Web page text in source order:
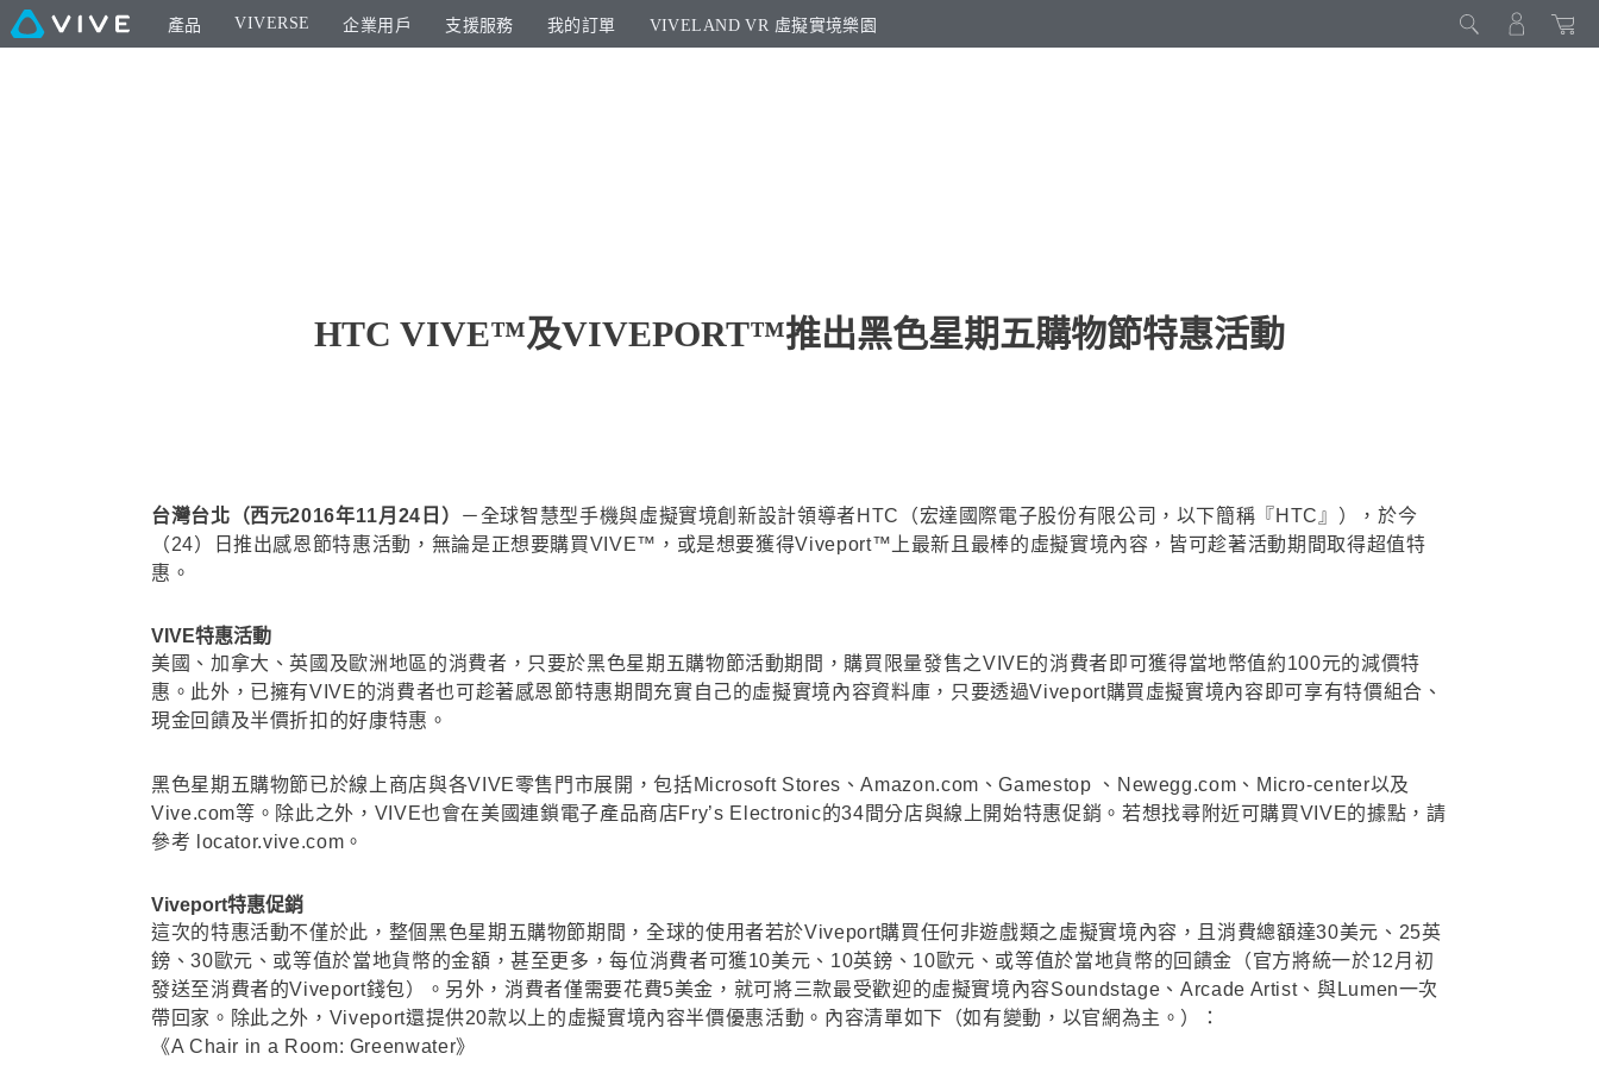
產品 VIVERSE 企業用戶 支援服務 我的訂單 VIVELAND VR 虛擬實境樂園​
HTC VIVE™及VIVEPORT™推出黑色星期五購物節特惠活動
台灣台北（西元2016年11月24日）
－全球智慧型手機與虛擬實境創新設計領導者HTC（宏達國際電子股份有限公司，以下簡稱『HTC』），於今
（24）日推出感恩節特惠活動，無論是正想要購買VIVE™，或是想要獲得Viveport™上最新且最棒的虛擬實境內容，皆可趁著活動期間取得超值特
惠。
VIVE特惠活動
美國、加拿大、英國及歐洲地區的消費者，只要於黑色星期五購物節活動期間，購買限量發售之VIVE的消費者即可獲得當地幣值約100元的減價特
惠。此外，已擁有VIVE的消費者也可趁著感恩節特惠期間充實自己的虛擬實境內容資料庫，只要透過Viveport購買虛擬實境內容即可享有特價組合、
現金回饋及半價折扣的好康特惠。
黑色星期五購物節已於線上商店與各VIVE零售門市展開，包括Microsoft Stores、Amazon.com、Gamestop 、Newegg.com、Micro-center以及
Vive.com等。除此之外，VIVE也會在美國連鎖電子產品商店Fry’s Electronic的34間分店與線上開始特惠促銷。若想找尋附近可購買VIVE的據點，請
參考 locator.vive.com。
Viveport特惠促銷
這次的特惠活動不僅於此，整個黑色星期五購物節期間，全球的使用者若於Viveport購買任何非遊戲類之虛擬實境內容，且消費總額達30美元、25英
鎊、30歐元、或等值於當地貨幣的金額，甚至更多，每位消費者可獲10美元、10英鎊、10歐元、或等值於當地貨幣的回饋金（官方將統一於12月初
發送至消費者的Viveport錢包）。另外，消費者僅需要花費5美金，就可將三款最受歡迎的虛擬實境內容Soundstage、Arcade Artist、與Lumen一次
帶回家。除此之外，Viveport還提供20款以上的虛擬實境內容半價優惠活動。內容清單如下（如有變動，以官網為主。）：
《A Chair in a Room: Greenwater》